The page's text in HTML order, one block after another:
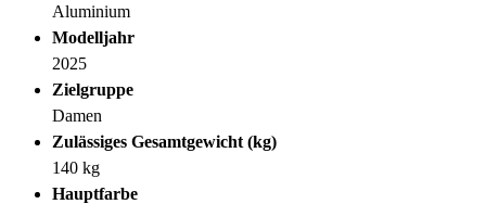
Aluminium
Modelljahr
2025
Zielgruppe
Damen
Zulässiges Gesamtgewicht (kg)
140 kg
Hauptfarbe